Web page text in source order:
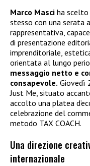
Marco Masci ha scelto
stesso con una serata
rappresentativa,
di presentazione
imprenditoriale,
orientata al lungo
messaggio netto e
consapevole. Giovedì
Just Me, situato
accolto una platea
celebrazione del
metodo TAX COACH.
Una direzione
internazionale